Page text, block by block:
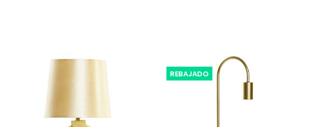
REBAJADO